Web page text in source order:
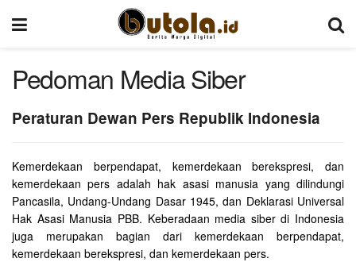
Pedoman Media Siber
Peraturan Dewan Pers Republik Indonesia
Kemerdekaan berpendapat, kemerdekaan berekspresi, dan
kemerdekaan pers adalah hak asasi manusia yang dilindungi
Pancasila, Undang-Undang Dasar 1945, dan Deklarasi Universal
Hak Asasi Manusia PBB. Keberadaan media siber di Indonesia
juga merupakan bagian dari kemerdekaan berpendapat,
kemerdekaan berekspresi, dan kemerdekaan pers.